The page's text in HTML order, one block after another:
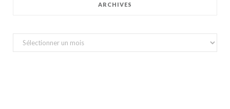
ARCHIVES
Archives